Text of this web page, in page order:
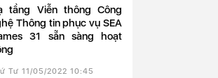
Thông tin phục vụ SEA
31 sẵn sàng hoạt
Tư 11/05/2022 10:45